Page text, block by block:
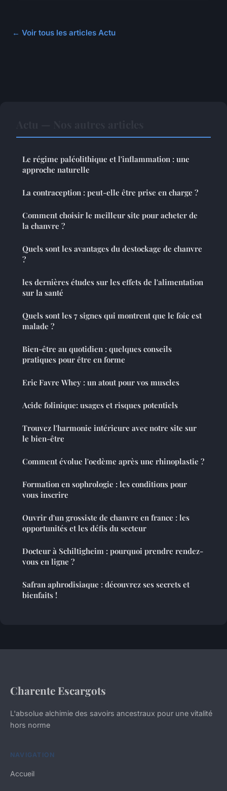
← Voir tous les articles Actu
Le régime paléolithique et l'inflammation : une
approche naturelle
La contraception : peut-elle être prise en charge ?
Comment choisir le meilleur site pour acheter de
la chanvre ?
Quels sont les avantages du destockage de chanvre
?
les dernières études sur les effets de l'alimentation
sur la santé
Quels sont les 7 signes qui montrent que le foie est
malade ?
Bien-être au quotidien : quelques conseils
pratiques pour être en forme
Eric Favre Whey : un atout pour vos muscles
Acide folinique: usages et risques potentiels
Trouvez l'harmonie intérieure avec notre site sur
le bien-être
Comment évolue l'oedème après une rhinoplastie ?
Formation en sophrologie : les conditions pour
vous inscrire
Ouvrir d'un grossiste de chanvre en france : les
opportunités et les défis du secteur
Docteur à Schiltigheim : pourquoi prendre rendez-
vous en ligne ?
Safran aphrodisiaque : découvrez ses secrets et
bienfaits !
Charente Escargots
L'absolue alchimie des savoirs ancestraux pour une vitalité
hors norme
NAVIGATION
Accueil